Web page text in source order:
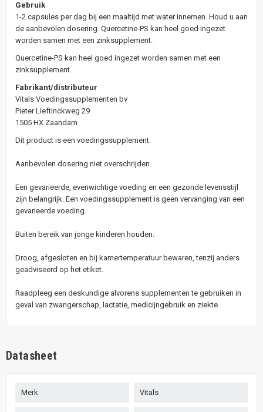
Gebruik
1-2 capsules per dag bij een maaltijd met water innemen. Houd u aan
de aanbevolen dosering. Quercetine-PS kan heel goed ingezet
worden samen met een zinksupplement.
Quercetine-PS kan heel goed ingezet worden samen met een
zinksupplement.
Fabrikant/distributeur
Vitals Voedingssupplementen bv
Pieter Lieftinckweg 29
1505 HX Zaandam
Dit product is een voedingssupplement.
Aanbevolen dosering niet overschrijden.
Een gevarieerde, evenwichtige voeding en een gezonde levensstijl
zijn belangrijk. Een voedingssupplement is geen vervanging van een
gevarieerde voeding.
Buiten bereik van jonge kinderen houden.
Droog, afgesloten en bij kamertemperatuur bewaren, tenzij anders
geadviseerd op het etiket.
Raadpleeg een deskundige alvorens supplementen te gebruiken in
geval van zwangerschap, lactatie, medicijngebruik en ziekte.
Datasheet
Merk Vitals